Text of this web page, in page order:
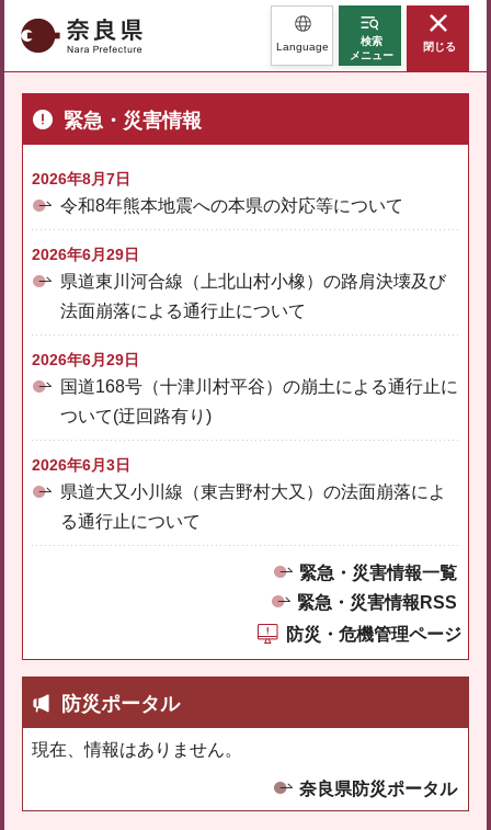
奈良県 Language
検索
メニュー
閉じる
緊急・災害情報
2026年8月7日
令和8年熊本地震への本県の対応等について
2026年6月29日
県道東川河合線（上北山村小橡）の路肩決壊及び
法面崩落による通行止について
2026年6月29日
国道168号（十津川村平谷）の崩土による通行止に
ついて(迂回路有り)
2026年6月3日
県道大又小川線（東吉野村大又）の法面崩落によ
る通行止について
緊急・災害情報一覧
緊急・災害情報RSS
防災・危機管理ページ
防災ポータル
現在、情報はありません。
奈良県防災ポータル